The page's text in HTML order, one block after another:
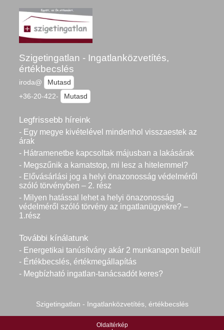
Szigetingatlan - Ingatlanközvetítés,
értékbecslés
iroda@
Mutasd
+36-20-422-
Mutasd
Legfrissebb híreink
- Egy megye kivételével mindenhol visszaestek az
árak
- Hátramenetbe kapcsoltak májusban a lakásárak
- Megszűnik a kamatstop, mi lesz a hitelemmel?
- Elővásárlási jog a helyi önazonosság védelméről
szóló törvényben – 2. rész
- Milyen hatással lehet a helyi önazonosság
védelméről szóló törvény az ingatlanügyekre? –
1.rész
További kínálatunk
- Energetikai tanúsítvány akár 2 munkanapon belül!
- Értékbecslés, értékmegállapítás
- Megbízható ingatlan-tanácsadót keres?
Szigetingatlan - Ingatlanközvetítés, értékbecslés
Oldaltérkép